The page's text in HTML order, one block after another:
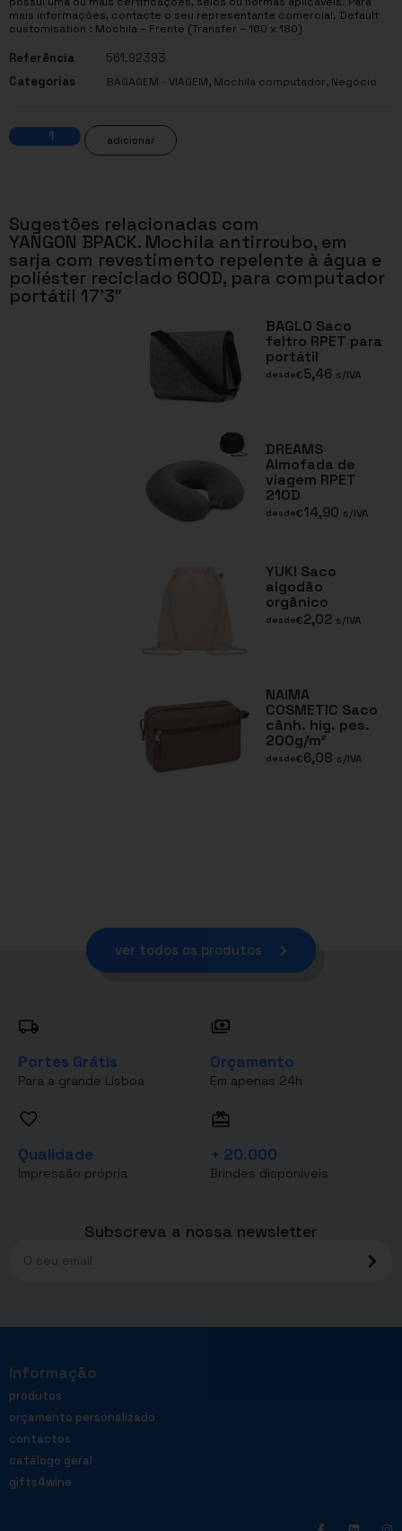
mais informações, contacte o seu representante comercial. Default
customisation : Mochila – Frente (Transfer – 160 x 180)
Referência
561.92393
Categorias
BAGAGEM - VIAGEM, Mochila computador, Negócio
adicionar
Sugestões relacionadas com
YANGON BPACK. Mochila antirroubo, em
sarja com revestimento repelente à água e
poliéster reciclado 600D, para computador
portátil 17’3″
BAGLO Saco
feltro RPET para
portátil
desde€5,46 s/IVA
DREAMS
Almofada de
viagem RPET
210D
desde€14,90 s/IVA
YUKI Saco
algodão
orgânico
desde€2,02 s/IVA
NAIMA
COSMETIC Saco
cânh. hig. pes.
200g/m²
desde€6,08 s/IVA
ver todos os produtos
Portes Grátis
Para a grande Lisboa
Orçamento
Em apenas 24h
Qualidade
Impressão própria
+ 20.000
Brindes disponíveis
Subscreva a nossa newsletter
Informação
produtos
orçamento personalizado
contactos
catálogo geral
gifts4wine